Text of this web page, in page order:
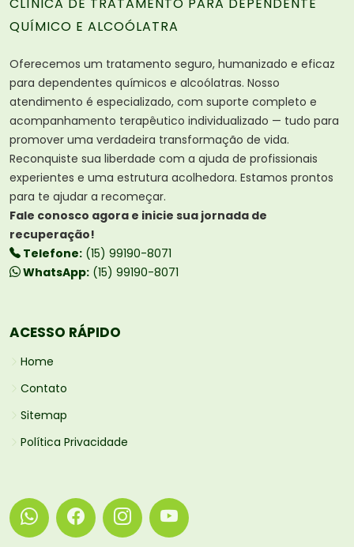
QUÍMICO E ALCOÓLATRA
Oferecemos um tratamento seguro, humanizado e eficaz
para dependentes químicos e alcoólatras. Nosso
atendimento é especializado, com suporte completo e
acompanhamento terapêutico individualizado — tudo para
promover uma verdadeira transformação de vida.
Reconquiste sua liberdade com a ajuda de profissionais
experientes e uma estrutura acolhedora. Estamos prontos
para te ajudar a recomeçar.
Fale conosco agora e inicie sua jornada de
recuperação!
Telefone: (15) 99190-8071
WhatsApp: (15) 99190-8071
ACESSO RÁPIDO
Home
Contato
Sitemap
Política Privacidade